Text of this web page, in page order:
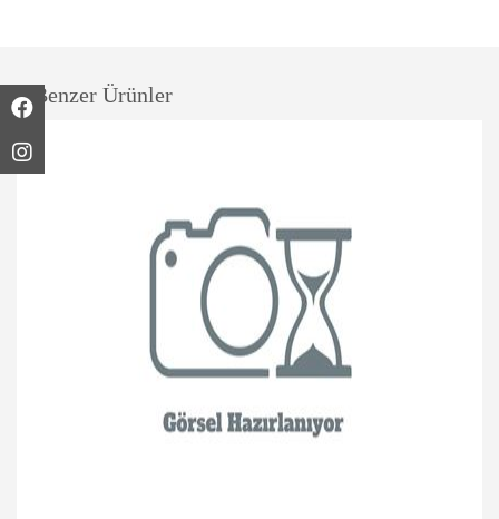
Benzer Ürünler